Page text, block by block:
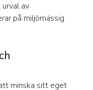
av
på miljömässig
minska sitt eget